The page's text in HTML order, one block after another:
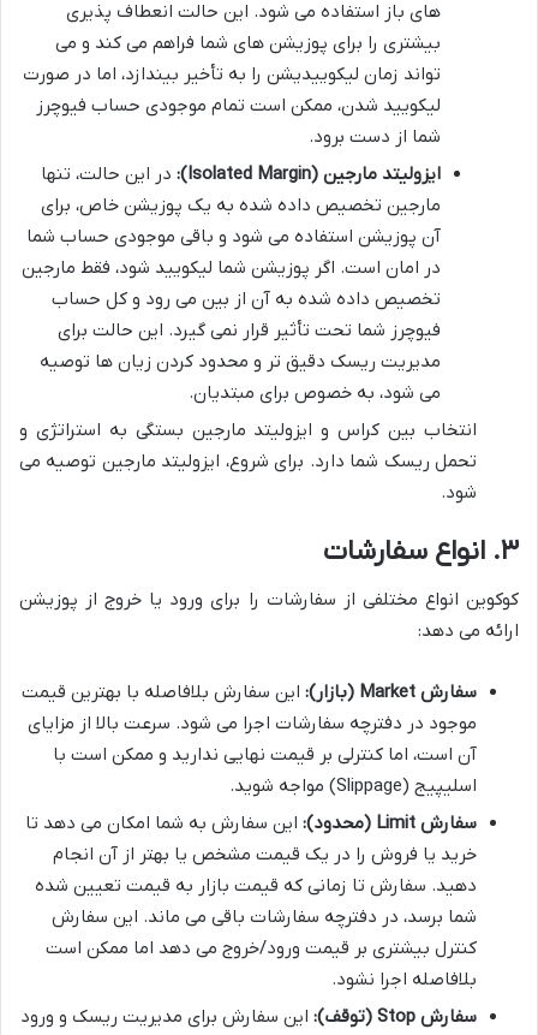
های باز استفاده می شود. این حالت انعطاف پذیری
بیشتری را برای پوزیشن های شما فراهم می کند و می
تواند زمان لیکوییدیشن را به تأخیر بیندازد، اما در صورت
لیکویید شدن، ممکن است تمام موجودی حساب فیوچرز
شما از دست برود.
ایزولیتد مارجین (Isolated Margin):
در این حالت، تنها
مارجین تخصیص داده شده به یک پوزیشن خاص، برای
آن پوزیشن استفاده می شود و باقی موجودی حساب شما
در امان است. اگر پوزیشن شما لیکویید شود، فقط مارجین
تخصیص داده شده به آن از بین می رود و کل حساب
فیوچرز شما تحت تأثیر قرار نمی گیرد. این حالت برای
مدیریت ریسک دقیق تر و محدود کردن زیان ها توصیه
می شود، به خصوص برای مبتدیان.
انتخاب بین کراس و ایزولیتد مارجین بستگی به استراتژی و
تحمل ریسک شما دارد. برای شروع، ایزولیتد مارجین توصیه می
شود.
۳. انواع سفارشات
کوکوین انواع مختلفی از سفارشات را برای ورود یا خروج از پوزیشن
ارائه می دهد:
سفارش Market (بازار):
این سفارش بلافاصله با بهترین قیمت
موجود در دفترچه سفارشات اجرا می شود. سرعت بالا از مزایای
آن است، اما کنترلی بر قیمت نهایی ندارید و ممکن است با
اسلیپیج (Slippage) مواجه شوید.
سفارش Limit (محدود):
این سفارش به شما امکان می دهد تا
خرید یا فروش را در یک قیمت مشخص یا بهتر از آن انجام
دهید. سفارش تا زمانی که قیمت بازار به قیمت تعیین شده
شما برسد، در دفترچه سفارشات باقی می ماند. این سفارش
کنترل بیشتری بر قیمت ورود/خروج می دهد اما ممکن است
بلافاصله اجرا نشود.
سفارش Stop (توقف):
این سفارش برای مدیریت ریسک و ورود